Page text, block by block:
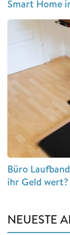
Smart Home
Büro
ihr Geld wert?
NEUESTE